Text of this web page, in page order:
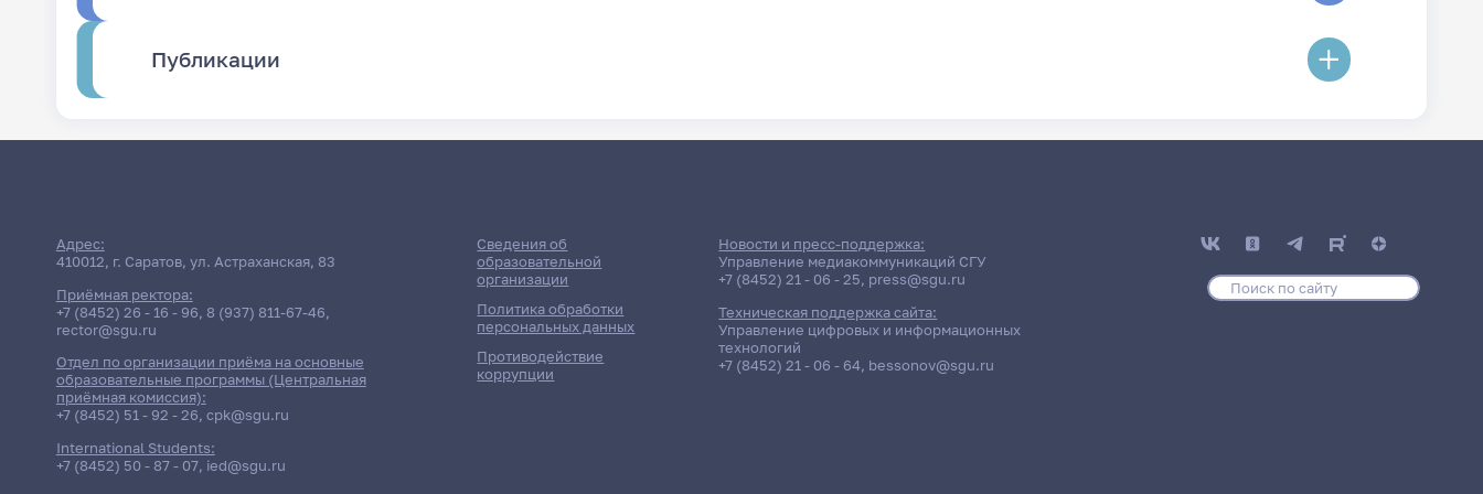
Публикации
Адрес:
410012, г. Саратов, ул. Астраханская, 83
Приёмная ректора:
+7 (8452) 26 - 16 - 96, 8 (937) 811-67-46,
rector@sgu.ru
Отдел по организации приёма на основные
образовательные программы (Центральная
приёмная комиссия):
+7 (8452) 51 - 92 - 26, cpk@sgu.ru
International Students:
+7 (8452) 50 - 87 - 07, ied@sgu.ru
Сведения об
образовательной
организации
Политика обработки
персональных данных
Противодействие
коррупции
Новости и пресс-поддержка:
Управление медиакоммуникаций СГУ
+7 (8452) 21 - 06 - 25, press@sgu.ru
Техническая поддержка сайта:
Управление цифровых и информационных
технологий
+7 (8452) 21 - 06 - 64, bessonov@sgu.ru